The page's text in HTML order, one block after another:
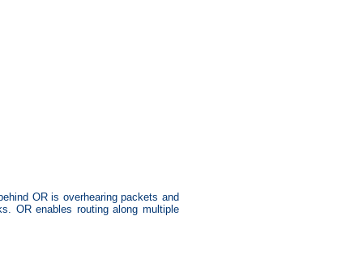
OR is overhearing packets and
OR enables routing along multiple